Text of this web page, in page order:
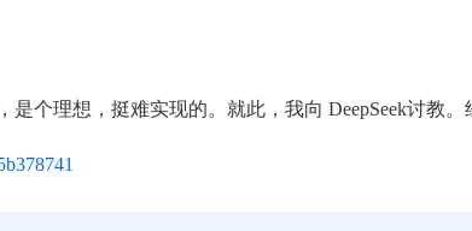
是个理想，挺难实现的。就此，我向 DeepSeek讨教